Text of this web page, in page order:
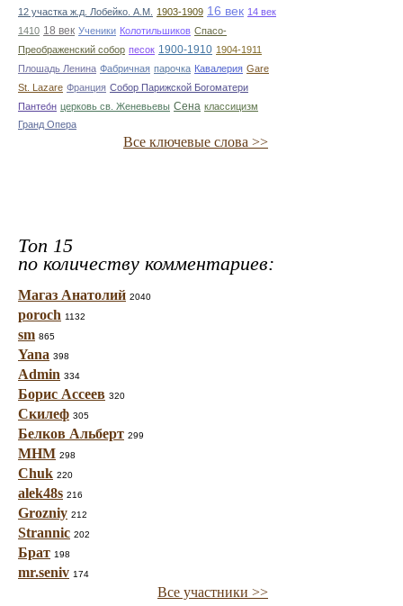
12 участка ж.д. Лобейко. А.М.
1903-1909 16 век 14 век
1410 18 век Ученики Колотильшиков Спасо-
Преображенский собор песок 1900-1910 1904-1911
Плошадь Ленина Фабричная парочка Кавалерия Gare
St. Lazare Франция Собор Парижской Богоматери
Пантео́н церковь св. Женевьевы Сена классицизм
Гранд Опера
Все ключевые слова >>
Топ 15
по количеству комментариев:
Магаз Анатолий 2040
poroch 1132
sm 865
Yana 398
Admin 334
Борис Ассеев 320
Скилеф 305
Белков Альберт 299
МНМ 298
Chuk 220
alek48s 216
Grozniy 212
Strannic 202
Брат 198
mr.seniv 174
Все участники >>